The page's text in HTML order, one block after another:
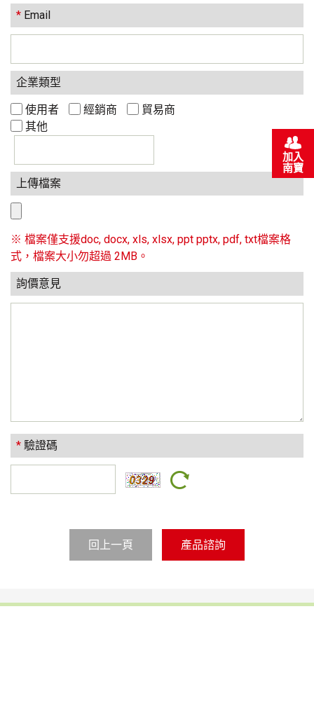
* Email
企業類型
使用者 經銷商
貿易商
其他
上傳檔案
※ 檔案僅支援doc, docx, xls, xlsx, ppt pptx, pdf, txt檔案格
式，檔案大小勿超過 2MB。
詢價意見
* 驗證碼
回上一頁
加入
南寶